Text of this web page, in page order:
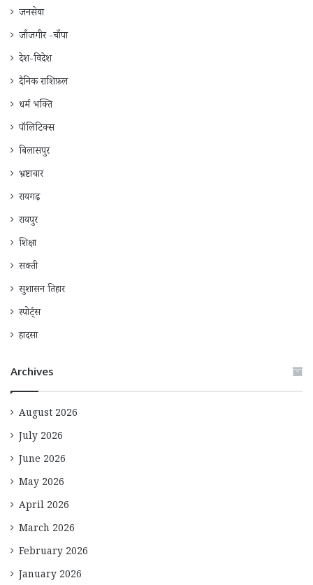
जनसेवा
जाँजगीर -चाँपा
देश-विदेश
दैनिक राशिफ़ल
धर्म भक्ति
पॉलिटिक्स
बिलासपुर
भ्रष्टाचार
रायगढ़
रायपुर
शिक्षा
सक्ती
सुशासन तिहार
स्पोर्ट्स
हादसा
Archives
August 2026
July 2026
June 2026
May 2026
April 2026
March 2026
February 2026
January 2026